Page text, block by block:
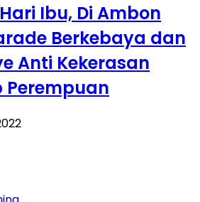
Ibu, Di Ambon
Berkebaya dan
Anti Kekerasan
Perempuan